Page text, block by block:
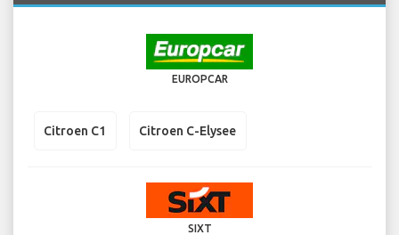
EUROPCAR
Citroen C1 Citroen C-Elysee
SIXT